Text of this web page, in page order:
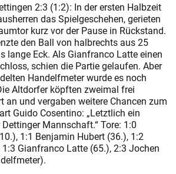
2:3 (1:2): In der ersten Halbzeit
das Spielgeschehen, gerieten
kurz vor der Pause in Rückstand.
den Ball von halbrechts aus 25
lange Eck. Als Gianfranco Latte einen
schien die Partie gelaufen. Aber
Handelfmeter wurde es noch
Altdorfer köpften zweimal frei
an und vergaben weitere Chancen zum
Guido Cosentino: „Letztlich ein
Mannschaft.“ Tore: 1:0
1:1 Benjamin Hubert (36.), 1:2
Gianfranco Latte (65.), 2:3 Jochen